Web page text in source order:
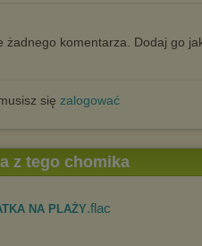
żadnego komentarza. Dodaj go
się zalogować
z tego chomika
NA PLAŻY.flac